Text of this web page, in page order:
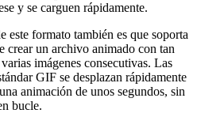
y se carguen rápidamente.
este formato también es que soporta
crear un archivo animado con tan
imágenes consecutivas. Las
GIF se desplazan rápidamente
animación de unos segundos, sin
bucle.